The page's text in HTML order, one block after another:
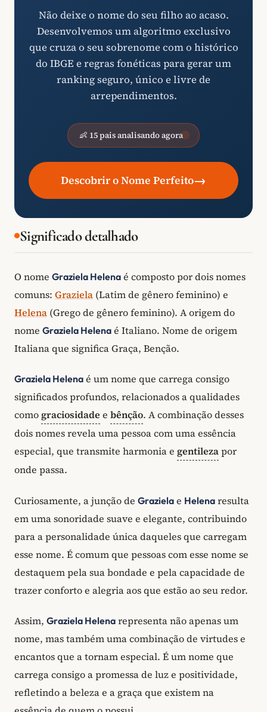
Não deixe o nome do seu filho ao acaso.
Desenvolvemos um algoritmo exclusivo
que cruza o seu sobrenome com o histórico
do IBGE e regras fonéticas para gerar um
ranking seguro, único e livre de
arrependimentos.
👶 15 pais analisando agora
Descobrir o Nome Perfeito→
Significado detalhado
O nome Graziela Helena é composto por dois nomes
comuns: Graziela (Latim de gênero feminino) e
Helena (Grego de gênero feminino). A origem do
nome Graziela Helena é Italiano. Nome de origem
Italiana que significa Graça, Benção.
Graziela Helena é um nome que carrega consigo
significados profundos, relacionados a qualidades
comograciosidade e bênção. A combinação desses
dois nomes revela uma pessoa com uma essência
especial, que transmite harmonia e gentilezapor
onde passa.
Curiosamente, a junção de Graziela e Helena resulta
em uma sonoridade suave e elegante, contribuindo
para a personalidade única daqueles que carregam
esse nome. É comum que pessoas com esse nome se
destaquem pela sua bondade e pela capacidade de
trazer conforto e alegria aos que estão ao seu redor.
Assim, Graziela Helena representa não apenas um
nome, mas também uma combinação de virtudes e
encantos que a tornam especial. É um nome que
carrega consigo a promessa de luz e positividade,
refletindo a beleza e a graça que existem na